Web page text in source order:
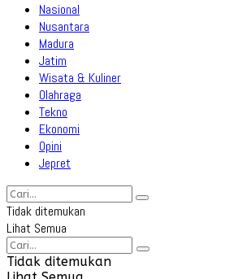
Nasional
Nusantara
Madura
Jatim
Wisata & Kuliner
Olahraga
Tekno
Ekonomi
Opini
Jepret
Tidak ditemukan
Lihat Semua
Tidak ditemukan